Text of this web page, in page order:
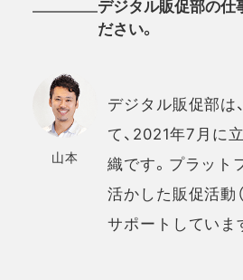
デジタル販促部の仕
ださい。
山本
デジタル販促部は
て、2021年7月に
織です。プラット
活かした販促活動
サポートしていま